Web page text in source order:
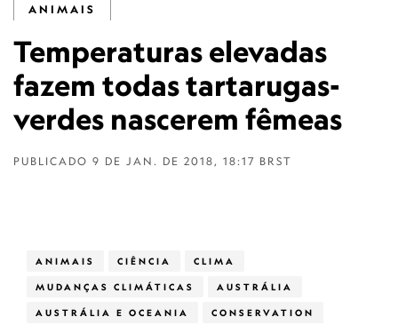
ANIMAIS
Temperaturas elevadas
fazem todas tartarugas-
verdes nascerem fêmeas
PUBLICADO 9 DE JAN. DE 2018, 18:17 BRST
ANIMAIS CIÊNCIA CLIMA
MUDANÇAS CLIMÁTICAS AUSTRÁLIA
AUSTRÁLIA E OCEANIA CONSERVATION